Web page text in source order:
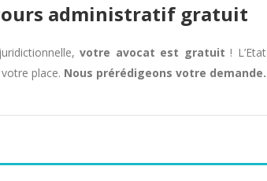
administratif gratuit
votre avocat est gratuit ! L’Etat
place. Nous prérédigeons votre demande.